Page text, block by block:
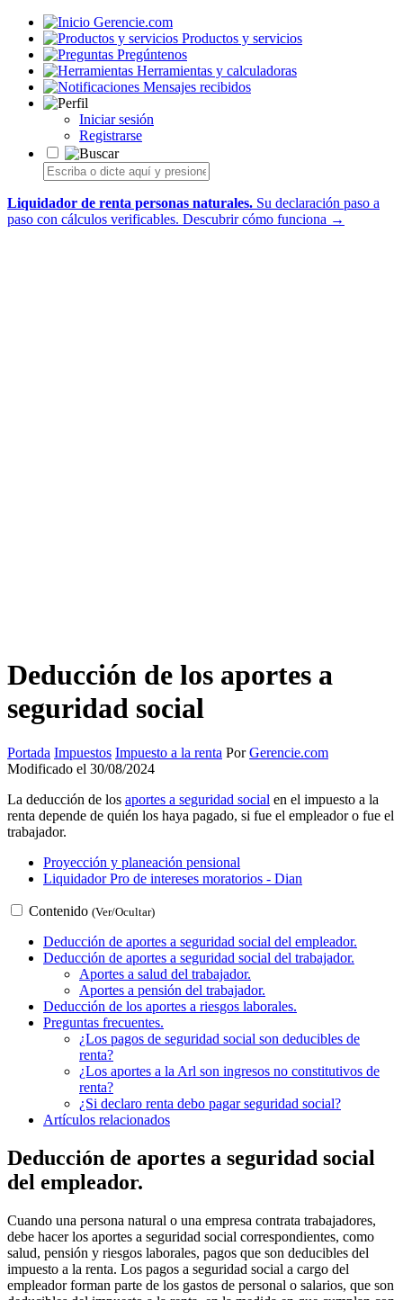
Gerencie.com
Productos y servicios
Pregúntenos
Herramientas y calculadoras
Mensajes recibidos
Iniciar sesión
Registrarse
Liquidador de renta personas naturales. Su declaración paso a
paso con cálculos verificables. Descubrir cómo funciona →
Deducción de los aportes a
seguridad social
Portada Impuestos Impuesto a la renta PorGerencie.com
Modificado el 30/08/2024
La deducción de los aportes a seguridad social en el impuesto a la
renta depende de quién los haya pagado, si fue el empleador o fue el
trabajador.
Proyección y planeación pensional
Liquidador Pro de intereses moratorios - Dian
Contenido (Ver/Ocultar)
Deducción de aportes a seguridad social del empleador.
Deducción de aportes a seguridad social del trabajador.
Aportes a salud del trabajador.
Aportes a pensión del trabajador.
Deducción de los aportes a riesgos laborales.
Preguntas frecuentes.
¿Los pagos de seguridad social son deducibles de
renta?
¿Los aportes a la Arl son ingresos no constitutivos de
renta?
¿Si declaro renta debo pagar seguridad social?
Artículos relacionados
Deducción de aportes a seguridad social
del empleador.
Cuando una persona natural o una empresa contrata trabajadores,
debe hacer los aportes a seguridad social correspondientes, como
salud, pensión y riesgos laborales, pagos que son deducibles del
impuesto a la renta. Los pagos a seguridad social a cargo del
empleador forman parte de los gastos de personal o salarios, que son